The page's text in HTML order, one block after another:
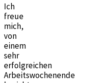
Ich
freue
mich,
von
einem
sehr
erfolgreichen
Arbeitswochenende